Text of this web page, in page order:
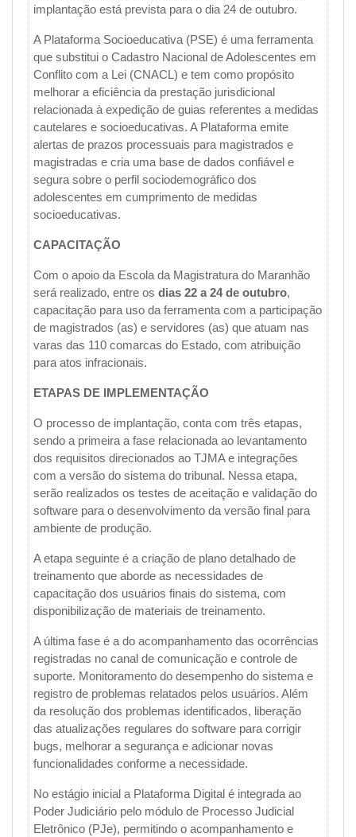
implantação está prevista para o dia 24 de outubro.
A Plataforma Socioeducativa (PSE) é uma ferramenta
que substitui o Cadastro Nacional de Adolescentes em
Conflito com a Lei (CNACL) e tem como propósito
melhorar a eficiência da prestação jurisdicional
relacionada à expedição de guias referentes a medidas
cautelares e socioeducativas. A Plataforma emite
alertas de prazos processuais para magistrados e
magistradas e cria uma base de dados confiável e
segura sobre o perfil sociodemográfico dos
adolescentes em cumprimento de medidas
socioeducativas.
CAPACITAÇÃO
Com o apoio da Escola da Magistratura do Maranhão
será realizado, entre os dias 22 a 24 de outubro,
capacitação para uso da ferramenta com a participação
de magistrados (as) e servidores (as) que atuam nas
varas das 110 comarcas do Estado, com atribuição
para atos infracionais.
ETAPAS DE IMPLEMENTAÇÃO
O processo de implantação, conta com três etapas,
sendo a primeira a fase relacionada ao levantamento
dos requisitos direcionados ao TJMA e integrações
com a versão do sistema do tribunal. Nessa etapa,
serão realizados os testes de aceitação e validação do
software para o desenvolvimento da versão final para
ambiente de produção.
A etapa seguinte é a criação de plano detalhado de
treinamento que aborde as necessidades de
capacitação dos usuários finais do sistema, com
disponibilização de materiais de treinamento.
A última fase é a do acompanhamento das ocorrências
registradas no canal de comunicação e controle de
suporte. Monitoramento do desempenho do sistema e
registro de problemas relatados pelos usuários. Além
da resolução dos problemas identificados, liberação
das atualizações regulares do software para corrigir
bugs, melhorar a segurança e adicionar novas
funcionalidades conforme a necessidade.
No estágio inicial a Plataforma Digital é integrada ao
Poder Judiciário pelo módulo de Processo Judicial
Eletrônico (PJe), permitindo o acompanhamento e